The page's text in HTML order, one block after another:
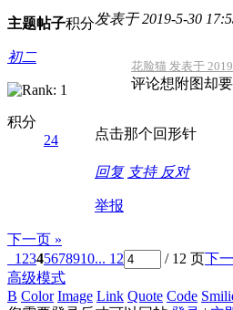
主题帖子积分
初二
积分
24
发表于 2019-5-30
花脸猫 发表于
评论想附图却
点击那个回形针
回复 支持 反对
举报
下一页 »
1 2345678910... 12 / 12 页下
高级模式
B Color Image Link Quote Code